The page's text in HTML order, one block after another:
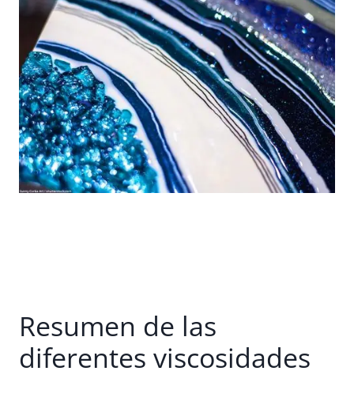
Resumen de las
diferentes viscosidades